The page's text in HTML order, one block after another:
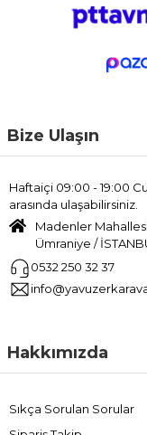
Bize Ulaşın
Haftaiçi 09:00 - 19:00
arasında ulaşabilirsiniz.
Madenler
Ümraniye /
0532 250 32 37
Hakkımızda
Sıkça Sorulan Sorular